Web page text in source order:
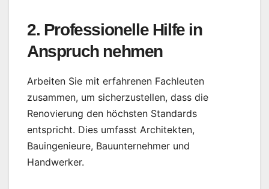
2. Professionelle Hilfe in
Anspruch nehmen
Arbeiten Sie mit erfahrenen Fachleuten
zusammen, um sicherzustellen, dass die
Renovierung den höchsten Standards
entspricht. Dies umfasst Architekten,
Bauingenieure, Bauunternehmer und
Handwerker.